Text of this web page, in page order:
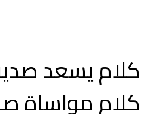
كلام يسعد
كلام مواساة